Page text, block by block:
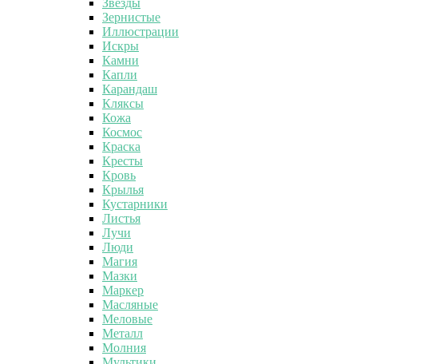
Звезды
Зернистые
Иллюстрации
Искры
Камни
Капли
Карандаш
Кляксы
Кожа
Космос
Краска
Кресты
Кровь
Крылья
Кустарники
Листья
Лучи
Люди
Магия
Мазки
Маркер
Масляные
Меловые
Металл
Молния